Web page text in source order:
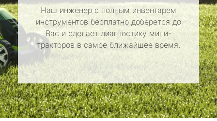
Наш инженер с полным инвентарем
инструментов бесплатно доберется до
Вас и сделает диагностику мини-
тракторов в самое ближайшее время.